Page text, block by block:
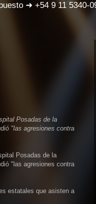
➜ +54 9 11 5340-
Posadas de la
"las agresiones contra
Posadas de la
"las agresiones contra
estatales que asisten a